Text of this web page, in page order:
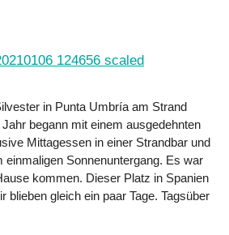
in Punta Umbría am Strand
begann mit einem ausgedehnten
Mittagessen in einer Strandbar und
einmaligen Sonnenuntergang. Es war
kommen. Dieser Platz in Spanien
blieben gleich ein paar Tage. Tagsüber